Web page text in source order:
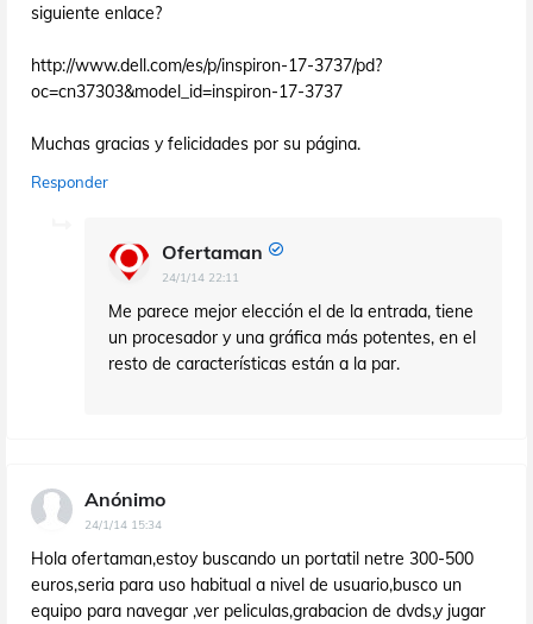
siguiente enlace?
http://www.dell.com/es/p/inspiron-17-3737/pd?
oc=cn37303&model_id=inspiron-17-3737
Muchas gracias y felicidades por su página.
Responder
Ofertaman
24/1/14 22:11
Me parece mejor elección el de la entrada, tiene
un procesador y una gráfica más potentes, en el
resto de características están a la par.
Anónimo
24/1/14 15:34
Hola ofertaman,estoy buscando un portatil netre 300-500
euros,seria para uso habitual a nivel de usuario,busco un
equipo para navegar ,ver peliculas,grabacion de dvds,y jugar